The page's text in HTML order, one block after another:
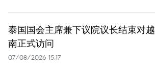
泰国国会主席兼下议院议长结束对越
南正式访问
07/08/2026 15:17